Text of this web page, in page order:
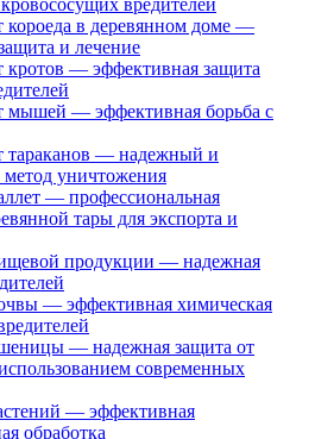
вредителей
короеда в деревянном доме —
и лечение
кротов — эффективная защита
мышей — эффективная борьба с
тараканов — надежный и
уничтожения
— профессиональная
тары для экспорта и
продукции — надежная
— эффективная химическая
— надежная защита от
современных
— эффективная
обработка